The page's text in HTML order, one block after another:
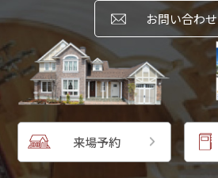
お問い合わせ
来場予約